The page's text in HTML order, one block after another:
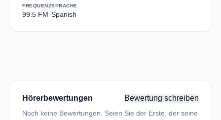
FREQUENZ
99.5 FM
SPRACHE
Spanish
Hörerbewertungen Bewertung schreiben
Noch keine Bewertungen. Seien Sie der Erste, der seine